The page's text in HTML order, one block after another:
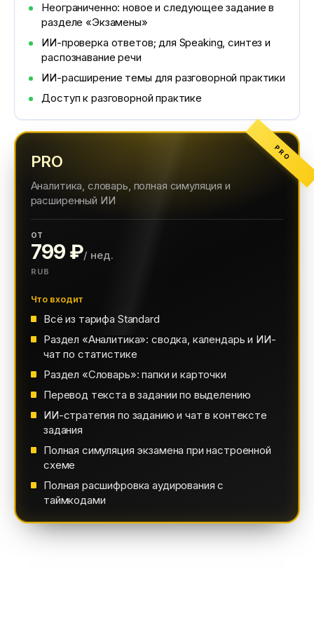
Неограниченно: новое и следующее задание в
разделе «Экзамены»
ИИ-проверка ответов; для Speaking, синтез и
распознавание речи
ИИ-расширение темы для разговорной практики
Доступ к разговорной практике
PRO
PRO
Аналитика, словарь, полная симуляция и
расширенный ИИ
от
799 ₽/ нед.
RUB
Что входит
Всё из тарифа Standard
Раздел «Аналитика»: сводка, календарь и ИИ-
чат по статистике
Раздел «Словарь»: папки и карточки
Перевод текста в задании по выделению
ИИ-стратегия по заданию и чат в контексте
задания
Полная симуляция экзамена при настроенной
схеме
Полная расшифровка аудирования с
таймкодами